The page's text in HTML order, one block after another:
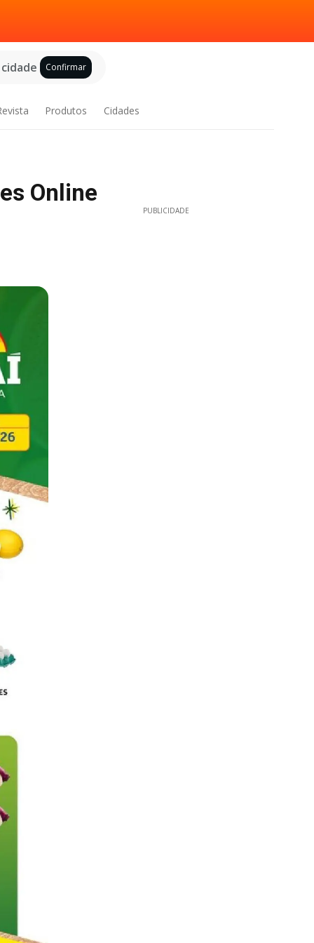
Confirmar
Produtos Cidades
Online
PUBLICIDADE